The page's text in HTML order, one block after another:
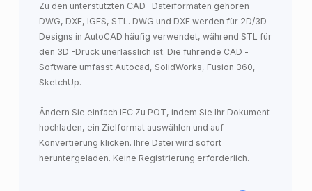
Zu den unterstützten CAD -Dateiformaten gehören
DWG, DXF, IGES, STL. DWG und DXF werden für 2D/3D -
Designs in AutoCAD häufig verwendet, während STL für
den 3D -Druck unerlässlich ist. Die führende CAD -
Software umfasst Autocad, SolidWorks, Fusion 360,
SketchUp.
Ändern Sie einfach IFC Zu POT, indem Sie Ihr Dokument
hochladen, ein Zielformat auswählen und auf
Konvertierung klicken. Ihre Datei wird sofort
heruntergeladen. Keine Registrierung erforderlich.